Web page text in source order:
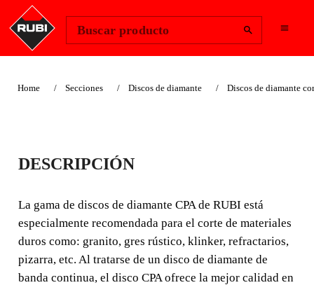
Buscar producto
Home Secciones Discos de diamante Discos de diamante
DISCO CONTINUO
CPA
La gama de discos de diamante CPA de RUBI está
especialmente recomendada para el corte de materiales
duros como: granito, gres rústico, klinker, refractarios,
pizarra, etc.
DESCRIPCIÓN
La gama de discos de diamante CPA de RUBI está
especialmente recomendada para el corte de materiales
duros como: granito, gres rústico, klinker, refractarios,
pizarra, etc. Al tratarse de un disco de diamante de
banda continua, el disco CPA ofrece la mejor calidad en